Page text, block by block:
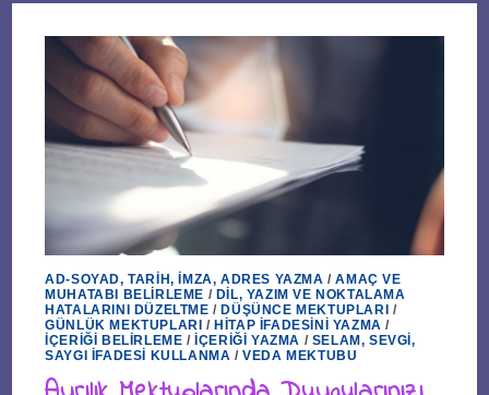
AD-SOYAD, TARIH, İMZA, ADRES YAZMA /AMAÇ VE
MUHATABI BELIRLEME / DIL, YAZIM VE NOKTALAMA
HATALARINI DÜZELTME / DÜŞÜNCE MEKTUPLARI /
GÜNLÜK MEKTUPLARI / HITAP İFADESINI YAZMA /
İÇERIĞI BELIRLEME / İÇERIĞI YAZMA / SELAM, SEVGI,
SAYGI İFADESI KULLANMA /VEDA MEKTUBU